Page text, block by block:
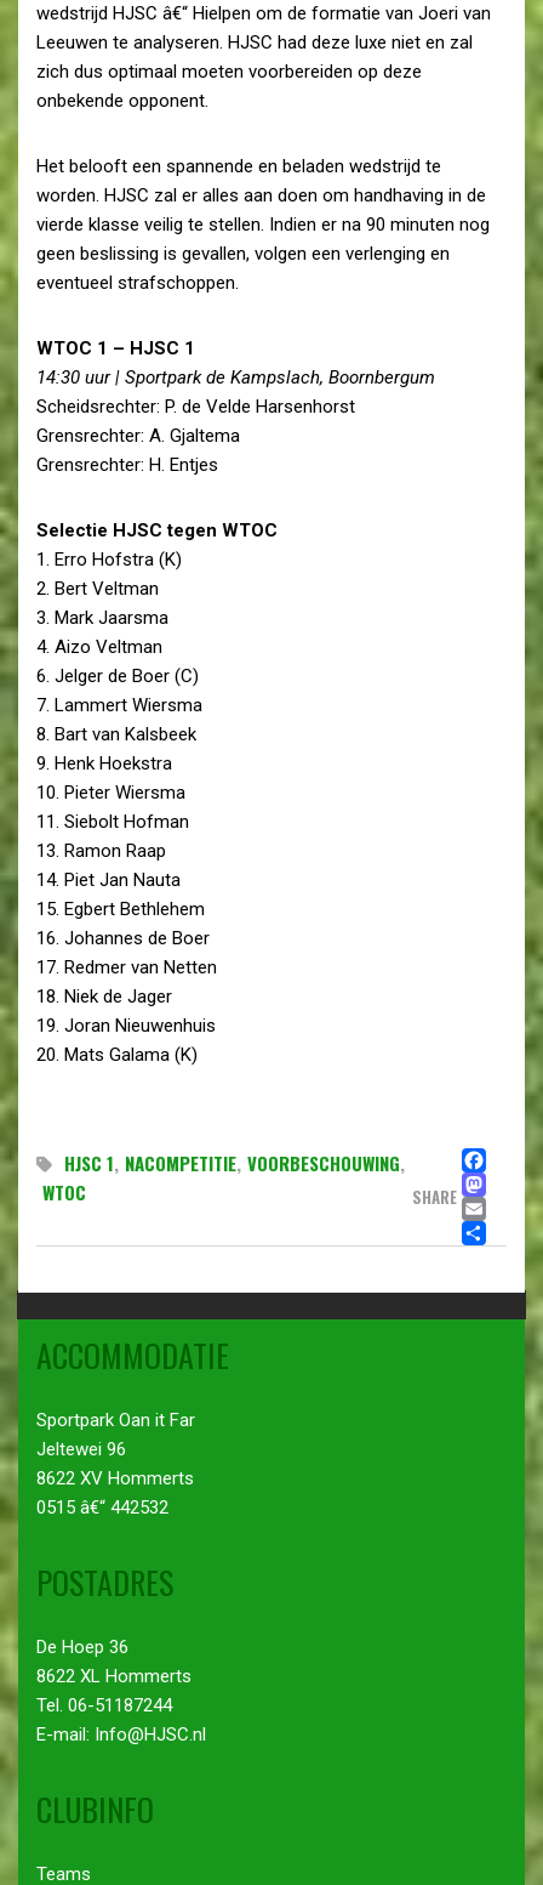
wedstrijd HJSC â€“ Hielpen om de formatie van Joeri van
Leeuwen te analyseren. HJSC had deze luxe niet en zal
zich dus optimaal moeten voorbereiden op deze
onbekende opponent.
Het belooft een spannende en beladen wedstrijd te
worden. HJSC zal er alles aan doen om handhaving in de
vierde klasse veilig te stellen. Indien er na 90 minuten nog
geen beslissing is gevallen, volgen een verlenging en
eventueel strafschoppen.
WTOC 1 – HJSC 1
14:30 uur | Sportpark de Kampslach, Boornbergum
Scheidsrechter: P. de Velde Harsenhorst
Grensrechter: A. Gjaltema
Grensrechter: H. Entjes
Selectie HJSC tegen WTOC
1. Erro Hofstra (K)
2. Bert Veltman
3. Mark Jaarsma
4. Aizo Veltman
6. Jelger de Boer (C)
7. Lammert Wiersma
8. Bart van Kalsbeek
9. Henk Hoekstra
10. Pieter Wiersma
11. Siebolt Hofman
13. Ramon Raap
14. Piet Jan Nauta
15. Egbert Bethlehem
16. Johannes de Boer
17. Redmer van Netten
18. Niek de Jager
19. Joran Nieuwenhuis
20. Mats Galama (K)
HJSC 1, NACOMPETITIE, VOORBESCHOUWING,
WTOC
SHARE
ACCOMMODATIE
Sportpark Oan it Far
Jeltewei 96
8622 XV Hommerts
0515 â€“ 442532
POSTADRES
De Hoep 36
8622 XL Hommerts
Tel. 06-51187244
E-mail: Info@HJSC.nl
CLUBINFO
Teams